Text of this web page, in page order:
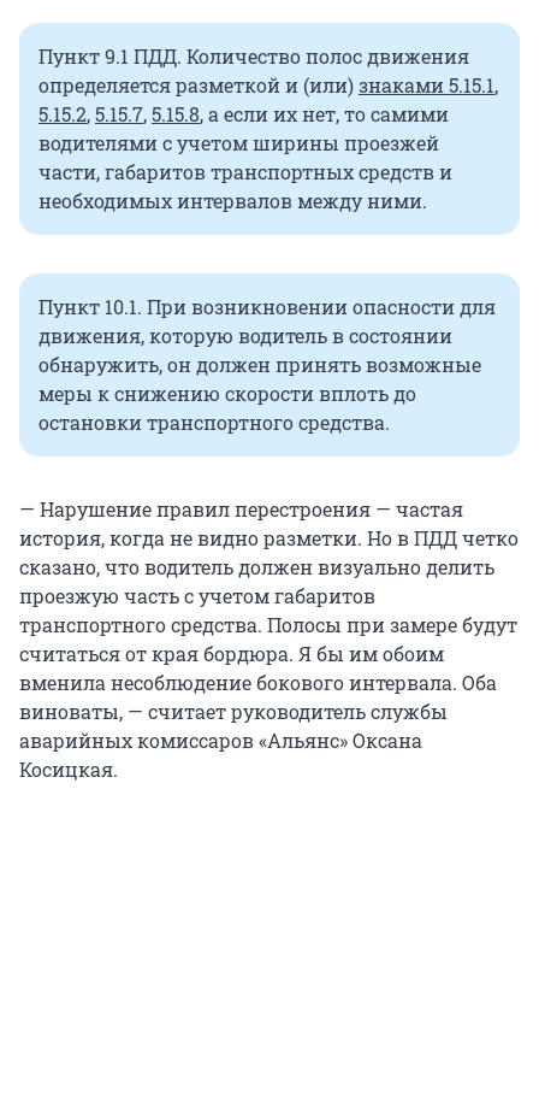
Пункт 9.1 ПДД. Количество полос движения
определяется разметкой и (или)знаками 5.15.1,
5.15.2,5.15.7,5.15.8, а если их нет, то самими
водителями с учетом ширины проезжей
части, габаритов транспортных средств и
необходимых интервалов между ними.
Пункт 10.1. При возникновении опасности для
движения, которую водитель в состоянии
обнаружить, он должен принять возможные
меры к снижению скорости вплоть до
остановки транспортного средства.
— Нарушение правил перестроения — частая
история, когда не видно разметки. Но в ПДД четко
сказано, что водитель должен визуально делить
проезжую часть с учетом габаритов
транспортного средства. Полосы при замере будут
считаться от края бордюра. Я бы им обоим
вменила несоблюдение бокового интервала. Оба
виноваты, — считает руководитель службы
аварийных комиссаров «Альянс» Оксана
Косицкая.